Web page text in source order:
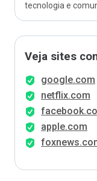
tecnologia e
Veja sites
google.com
netflix.com
apple.com